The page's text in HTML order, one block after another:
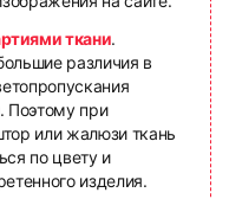
ткани.
различия в
Поэтому при
или жалюзи ткань
по цвету и
изделия.